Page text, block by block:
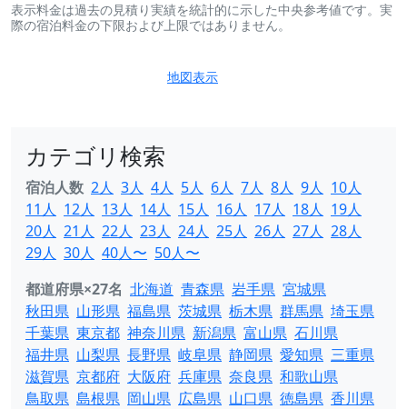
表示料金は過去の見積り実績を統計的に示した中央参考値です。実
際の宿泊料金の下限および上限ではありません。
地図表示
カテゴリ検索
宿泊人数 2人 3人 4人 5人 6人 7人 8人 9人 10人
11人 12人 13人 14人 15人 16人 17人 18人 19人
20人 21人 22人 23人 24人 25人 26人 27人 28人
29人 30人 40人〜 50人〜
都道府県×27名 北海道 青森県 岩手県 宮城県
秋田県 山形県 福島県 茨城県 栃木県 群馬県 埼玉県
千葉県 東京都 神奈川県 新潟県 富山県 石川県
福井県 山梨県 長野県 岐阜県 静岡県 愛知県 三重県
滋賀県 京都府 大阪府 兵庫県 奈良県 和歌山県
鳥取県 島根県 岡山県 広島県 山口県 徳島県 香川県